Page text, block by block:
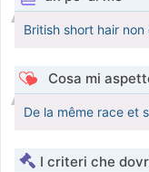
British short hair
Cosa mi
De la même race et
I criteri che